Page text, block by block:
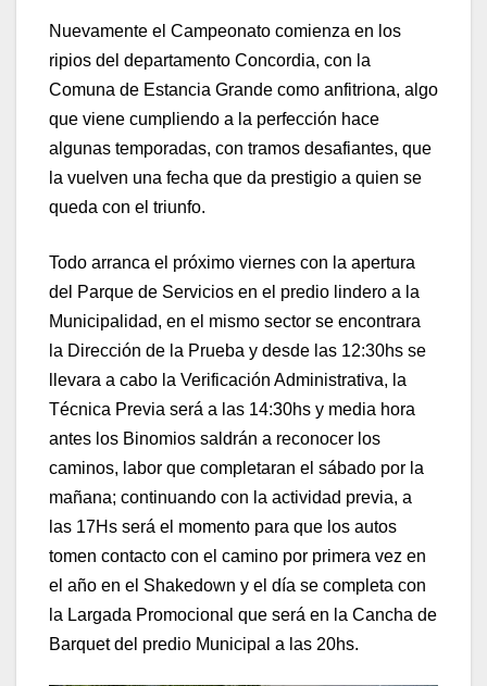
Nuevamente el Campeonato comienza en los
ripios del departamento Concordia, con la
Comuna de Estancia Grande como anfitriona, algo
que viene cumpliendo a la perfección hace
algunas temporadas, con tramos desafiantes, que
la vuelven una fecha que da prestigio a quien se
queda con el triunfo.
Todo arranca el próximo viernes con la apertura
del Parque de Servicios en el predio lindero a la
Municipalidad, en el mismo sector se encontrara
la Dirección de la Prueba y desde las 12:30hs se
llevara a cabo la Verificación Administrativa, la
Técnica Previa será a las 14:30hs y media hora
antes los Binomios saldrán a reconocer los
caminos, labor que completaran el sábado por la
mañana; continuando con la actividad previa, a
las 17Hs será el momento para que los autos
tomen contacto con el camino por primera vez en
el año en el Shakedown y el día se completa con
la Largada Promocional que será en la Cancha de
Barquet del predio Municipal a las 20hs.